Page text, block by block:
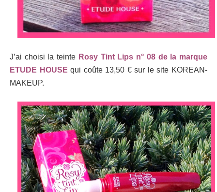
J’ai choisi la teinte Rosy Tint Lips n° 08 de la marque
ETUDE HOUSE qui coûte 13,50 € sur le site KOREAN-
MAKEUP.